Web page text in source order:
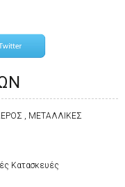
, ΜΕΤΑΛΛΙΚΕΣ
Κατασκευές